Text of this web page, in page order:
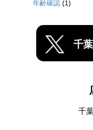
年齢確認 (1)
千
千